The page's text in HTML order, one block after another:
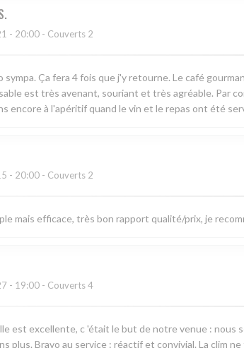
- 20:00 - Couverts 2
Ça fera 4 fois que j'y retourne. Le café
est très avenant, souriant et très agréable. Par
encore à l'apéritif quand le vin et le repas ont été
- 20:00 - Couverts 2
mais efficace, très bon rapport qualité/prix, je
- 19:00 - Couverts 4
est excellente, c 'était le but de notre venue :
plus. Bravo au service : réactif et convivial. La clim